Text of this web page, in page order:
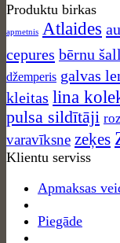
Produktu birkas
apmetnis Atlaides
cepures bērnu
džemperis galvas
kleitas lina
pulsa sildītāji
varavīksne zeķes
Klientu serviss
Apmaksas
Piegāde